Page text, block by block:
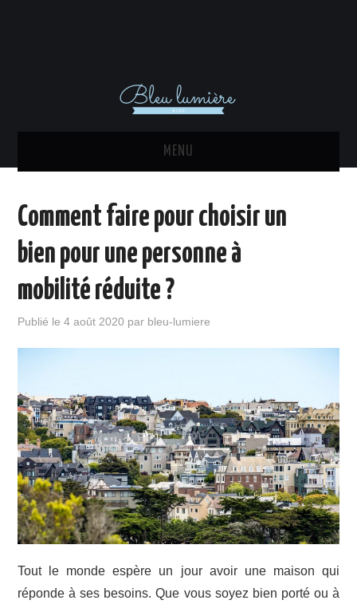
MENU
MAISON
JARDIN
TRAVAUX
DÉMÉNAGEMENT
Comment faire pour choisir un
bien pour une personne à
mobilité réduite ?
Publié le4 août 2020 par bleu-lumiere
Tout le monde espère un jour avoir une maison qui
réponde à ses besoins. Que vous soyez bien porté ou à